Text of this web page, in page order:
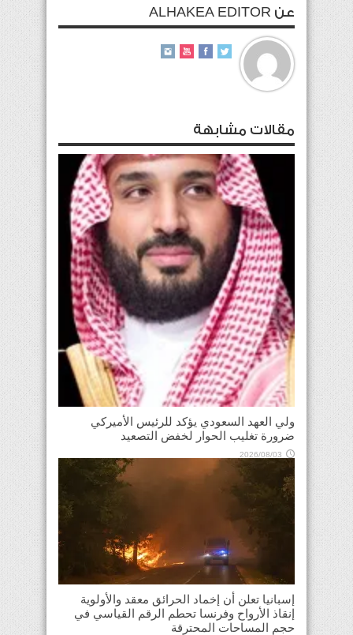
عن ALHAKEA EDITOR
مقالات مشابهة
ولي العهد السعودي يؤكد للرئيس الأميركي
ضرورة تغليب الحوار لخفض التصعيد
2026/08/03
إسبانيا تعلن أن إخماد الحرائق معقد والأولوية
إنقاذ الأرواح وفرنسا تحطم الرقم القياسي في
حجم المساحات المحترقة